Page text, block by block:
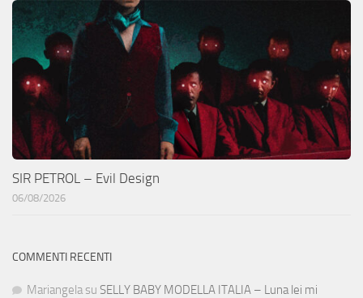
SIR PETROL – Evil Design
06/08/2026
COMMENTI RECENTI
Mariangela su SELLY BABY MODELLA ITALIA – Luna lei mi